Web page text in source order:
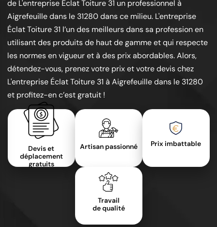
de L'entreprise Éclat Toiture 31 un professionnel à
Aigrefeuille dans le 31280 dans ce milieu. L'entreprise
Éclat Toiture 31 l’un des meilleurs dans sa profession en
utilisant des produits de haut de gamme et qui respecte
les normes en vigueur et à des prix abordables. Alors,
détendez-vous, prenez votre prix et votre devis chez
L'entreprise Éclat Toiture 31 à Aigrefeuille dans le 31280
et profitez-en c’est gratuit !
Devis et
déplacement
gratuits
Artisan passionné Prix imbattable
Travail
de qualité